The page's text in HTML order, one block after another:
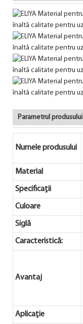
Parametrul produsului
Numele produsului
Material
Specificații
Culoare
Siglă
Caracteristică:
Avantaj
Aplicație